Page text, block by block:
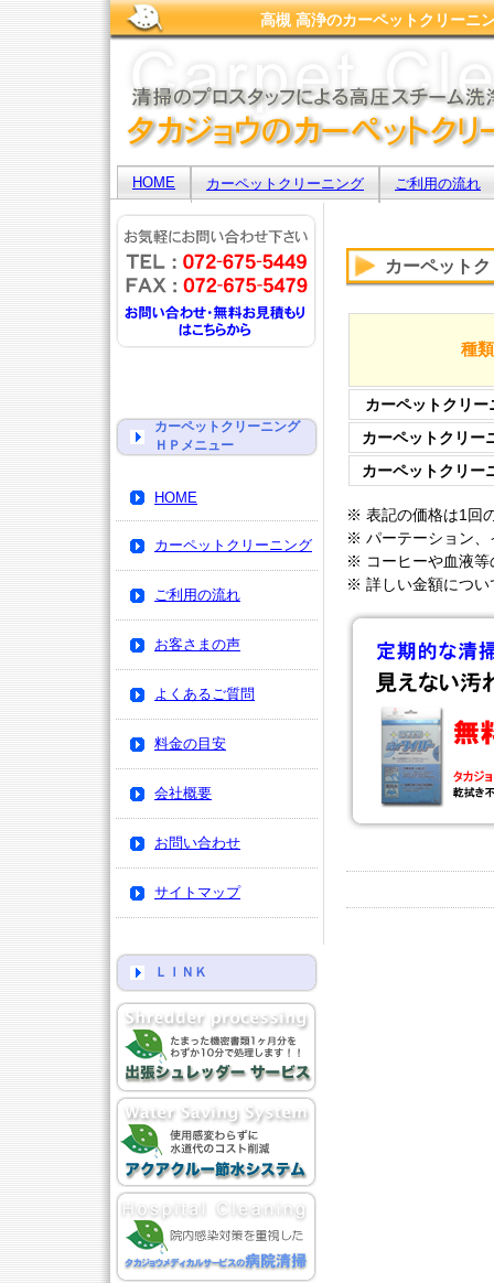
高槻 高浄のカーペットクリーニ
HOME カーペットクリーニング ご利用の流れ
カーペット
種類
カーペットクリ
カーペットクリ
カーペットクリ
※ 表記の価格は1回
※ パーテーション、
※ コーヒーや血液等
※ 詳しい金額につい
カーペットクリーニング
ＨＰメニュー
HOME
カーペットクリーニング
ご利用の流れ
お客さまの声
よくあるご質問
料金の目安
会社概要
お問い合わせ
サイトマップ
ＬＩＮＫ